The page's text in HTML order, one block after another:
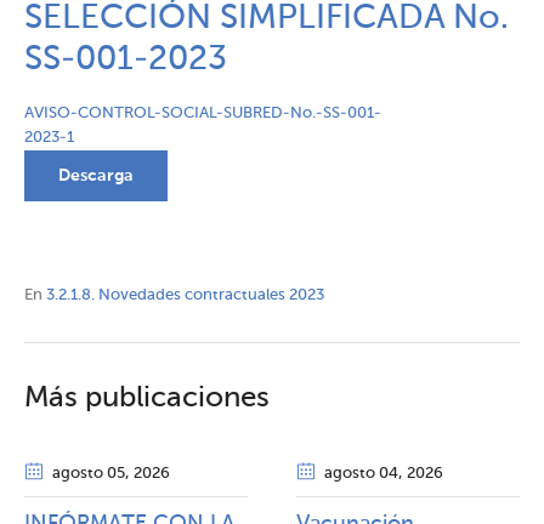
SELECCIÓN SIMPLIFICADA No.
SS-001-2023
AVISO-CONTROL-SOCIAL-SUBRED-No.-SS-001-
2023-1
Descarga
En 3.2.1.8. Novedades contractuales 2023
Más publicaciones
agosto 05, 2026 agosto 04, 2026